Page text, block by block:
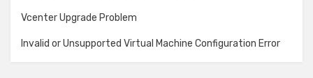
Vcenter Upgrade Problem
Invalid or Unsupported Virtual Machine Configuration Error